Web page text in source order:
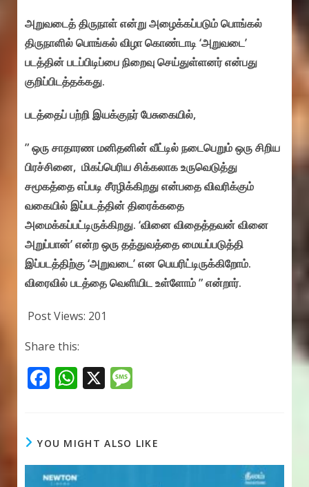
அறுவடைத் திருநாள் என்று அழைக்கப்படும் பொங்கல்
திருநாளில் பொங்கல் விழா கொண்டாடி ‘அறுவடை’
படத்தின் படப்பிடிப்பை நிறைவு செய்துள்ளனர் என்பது
குறிப்பிடத்தக்கது.
படத்தைப் பற்றி இயக்குநர் பேசுகையில்,
” ஒரு சாதாரண மனிதனின் வீட்டில் நடைபெறும் ஒரு சிறிய
பிரச்சினை, மிகப்பெரிய சிக்கலாக உருவெடுத்து
சமூகத்தை எப்படி சீரழிக்கிறது என்பதை விவரிக்கும்
வகையில் இப்படத்தின் திரைக்கதை
அமைக்கப்பட்டிருக்கிறது. ‘வினை விதைத்தவன் வினை
அறுப்பான்’ என்ற ஒரு தத்துவத்தை மையப்படுத்தி
இப்படத்திற்கு ‘அறுவடை’ என பெயரிட்டிருக்கிறோம்.
விரைவில் படத்தை வெளியிட உள்ளோம் ” என்றார்.
Post Views: 201
Share this:
F
b
o
W
s
A
X M
a
g
YOU MIGHT ALSO LIKE